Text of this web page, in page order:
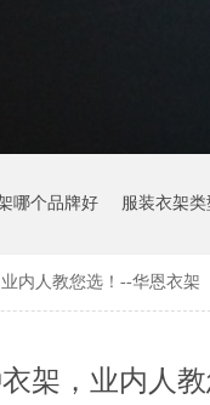
哪个品牌好 服装衣架类
内人教您选！--华恩衣架
架，业内人